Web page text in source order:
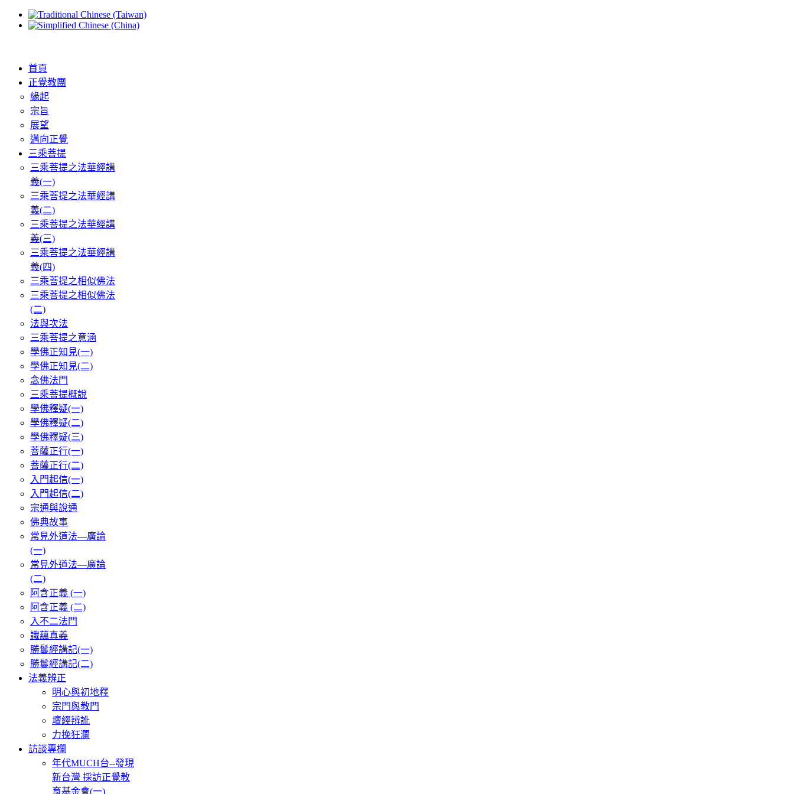
首頁
正覺教團
緣起
宗旨
展望
邁向正覺
三乘菩提
三乘菩提之法華經講
義(一)
三乘菩提之法華經講
義(二)
三乘菩提之法華經講
義(三)
三乘菩提之法華經講
義(四)
三乘菩提之相似佛法
三乘菩提之相似佛法
(二)
法與次法
三乘菩提之意涵
學佛正知見(一)
學佛正知見(二)
念佛法門
三乘菩提概說
學佛釋疑(一)
學佛釋疑(二)
學佛釋疑(三)
菩薩正行(一)
菩薩正行(二)
入門起信(一)
入門起信(二)
宗通與說通
佛典故事
常見外道法—廣論
(一)
常見外道法—廣論
(二)
阿含正義 (一)
阿含正義 (二)
入不二法門
識蘊真義
勝鬘經講記(一)
勝鬘經講記(二)
法義辨正
明心與初地釋
宗門與教門
壇經辨訛
力挽狂瀾
訪談專欄
年代MUCH台--發現
新台灣 採訪正覺教
育基金會(一)